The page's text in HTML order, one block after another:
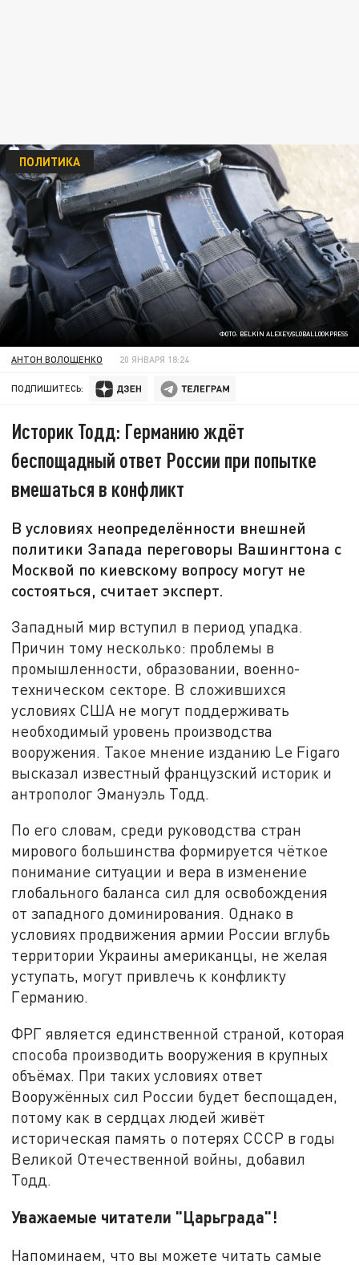
ФОТО: BELKIN ALEXEY/GLOBALLOOKPRESS
ПОЛИТИКА
АНТОН ВОЛОЩЕНКО 20 ЯНВАРЯ 18:24
ПОДПИШИТЕСЬ:
Историк Тодд: Германию ждёт
беспощадный ответ России при попытке
вмешаться в конфликт
В условиях неопределённости внешней
политики Запада переговоры Вашингтона с
Москвой по киевскому вопросу могут не
состояться, считает эксперт.
Западный мир вступил в период упадка.
Причин тому несколько: проблемы в
промышленности, образовании, военно-
техническом секторе. В сложившихся
условиях США не могут поддерживать
необходимый уровень производства
вооружения. Такое мнение изданию Le Figaro
высказал известный французский историк и
антрополог Эмануэль Тодд.
По его словам, среди руководства стран
мирового большинства формируется чёткое
понимание ситуации и вера в изменение
глобального баланса сил для освобождения
от западного доминирования. Однако в
условиях продвижения армии России вглубь
территории Украины американцы, не желая
уступать, могут привлечь к конфликту
Германию.
ФРГ является единственной страной, которая
способа производить вооружения в крупных
объёмах. При таких условиях ответ
Вооружённых сил России будет беспощаден,
потому как в сердцах людей живёт
историческая память о потерях СССР в годы
Великой Отечественной войны, добавил
Тодд.
Уважаемые читатели "Царьграда"!
Напоминаем, что вы можете читать самые